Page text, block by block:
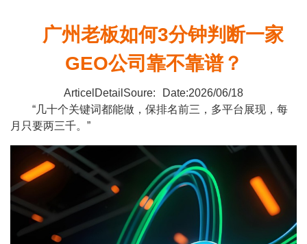
广州老板如何3分钟判断一家
GEO公司靠不靠谱？
ArticelDetailSoure:
Date:2026/06/18
“几十个关键词都能做，保排名前三，多平台展现，每
月只要两三千。”